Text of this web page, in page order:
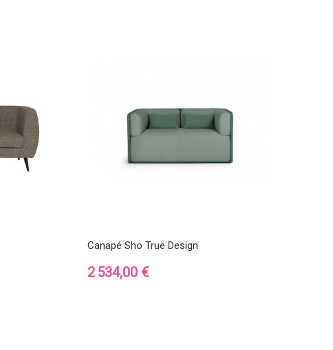
Canapé Sho True Design
Prix
2 534,00 €